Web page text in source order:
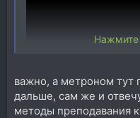
Нажмите
важно, а метроном тут
дальше, сам же и
методы преподавания